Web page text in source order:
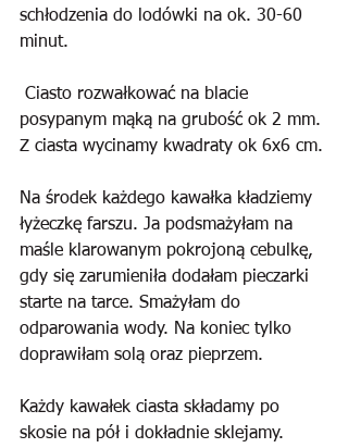
schłodzenia do lodówki na ok. 30-60
minut.
posypanym mąką na grubość ok 2 mm.
Z ciasta wycinamy kwadraty ok 6x6 cm.
Na środek każdego kawałka kładziemy
łyżeczkę farszu. Ja podsmażyłam na
maśle klarowanym pokrojoną cebulkę,
gdy się zarumieniła dodałam pieczarki
starte na tarce. Smażyłam do
odparowania wody. Na koniec tylko
doprawiłam solą oraz pieprzem.
Każdy kawałek ciasta składamy po
skosie na pół i dokładnie sklejamy.